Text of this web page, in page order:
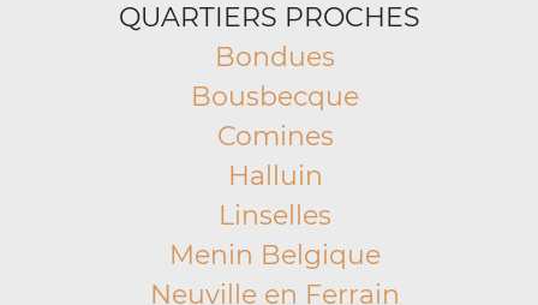
QUARTIERS PROCHES
Bondues
Bousbecque
Comines
Halluin
Linselles
Menin Belgique
Neuville en Ferrain